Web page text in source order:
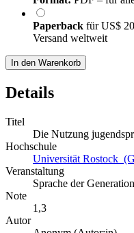
Paperback fürUS$
Versand weltweit
In den Warenkorb
Details
Titel
Die Nutzung
Hochschule
Universität Rostock
Veranstaltung
Sprache der
Note
1,3
Autor